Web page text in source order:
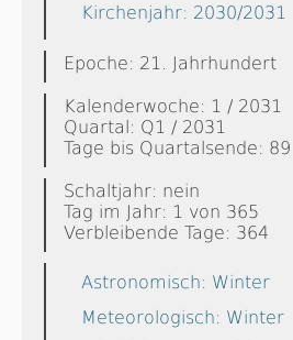
Kirchenjahr: 2030/2031
Epoche: 21. Jahrhundert
Kalenderwoche: 1 / 2031
Quartal: Q1 / 2031
Tage bis Quartalsende: 89
Schaltjahr: nein
Tag im Jahr: 1 von 365
Verbleibende Tage: 364
Astronomisch: Winter
Meteorologisch: Winter